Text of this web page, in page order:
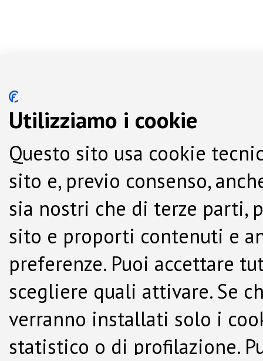
Utilizziamo i cookie
Questo sito usa cookie
sito e, previo consenso,
sia nostri che di terze parti,
sito e proporti contenuti e
preferenze. Puoi accettare
scegliere quali attivare. Se
verranno installati solo i
statistico o di profilazione.